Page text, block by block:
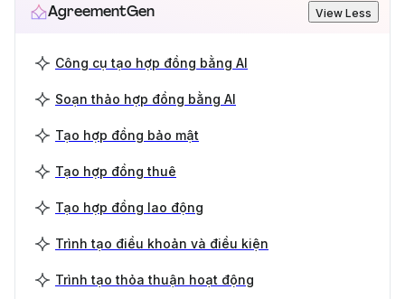
AgreementGen View Less
Công cụ tạo hợp đồng bằng AI
Soạn thảo hợp đồng bằng AI
Tạo hợp đồng bảo mật
Tạo hợp đồng thuê
Tạo hợp đồng lao động
Trình tạo điều khoản và điều kiện
Trình tạo thỏa thuận hoạt động